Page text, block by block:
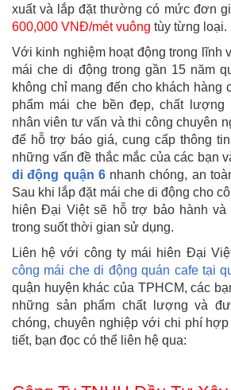
xuất và lắp đặt thường có mức đơn
600,000 VNĐ/mét vuông tùy từng loại.
Với kinh nghiệm hoạt động trong lĩnh
mái che di động trong gần 15 năm
không chỉ mang đến cho khách hàng
phẩm mái che bền đẹp, chất lượng
nhân viên tư vấn và thi công chuyên
để hỗ trợ báo giá, cung cấp thông
những vấn đề thắc mắc của các bạn
di động quận 6 nhanh chóng, an
Sau khi lắp đặt mái che di động cho
hiên Đại Việt sẽ hỗ trợ bảo hành
trong suốt thời gian sử dụng.
Liên hệ với công ty mái hiên Đại
công mái che di động quán cafe tại
quận huyện khác của TPHCM, các
những sản phẩm chất lượng và
chóng, chuyên nghiệp với chi phí
tiết, bạn đọc có thể liên hệ qua: